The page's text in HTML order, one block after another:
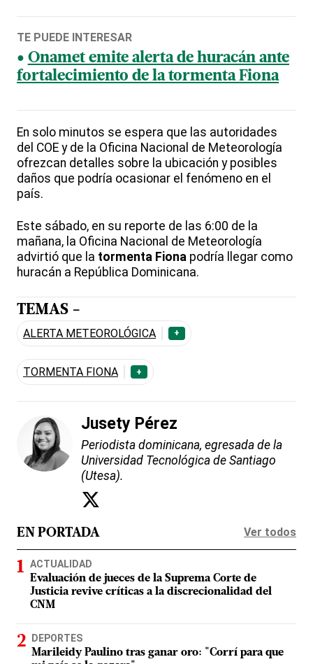
TE PUEDE INTERESAR
Onamet emite alerta de huracán ante
fortalecimiento de la tormenta Fiona
En solo minutos se espera que las autoridades
del COE y de la Oficina Nacional de Meteorología
ofrezcan detalles sobre la ubicación y posibles
daños que podría ocasionar el fenómeno en el
país.
Este sábado, en su reporte de las 6:00 de la
mañana, la Oficina Nacional de Meteorología
advirtió que la tormenta Fiona podría llegar como
huracán a República Dominicana.
TEMAS -
ALERTA METEOROLÓGICA +
TORMENTA FIONA +
Jusety Pérez
Periodista dominicana, egresada de la
Universidad Tecnológica de Santiago
(Utesa).
EN PORTADA Ver todos
ACTUALIDAD
Evaluación de jueces de la Suprema Corte de
Justicia revive críticas a la discrecionalidad del
CNM
DEPORTES
Marileidy Paulino tras ganar oro: "Corrí para que